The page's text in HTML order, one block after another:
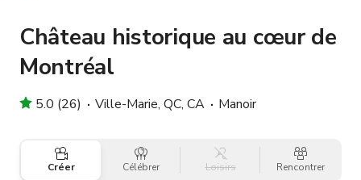
Château historique au cœur de
Montréal
5.0 (26) Ville-Marie, QC, CA Manoir
Créer Célébrer Loisirs Rencontrer